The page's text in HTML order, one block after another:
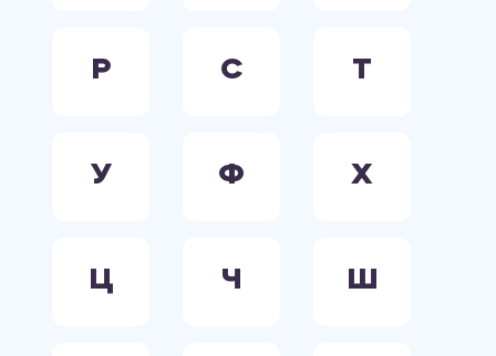
Р С Т
У Ф Х
Ц Ч Ш